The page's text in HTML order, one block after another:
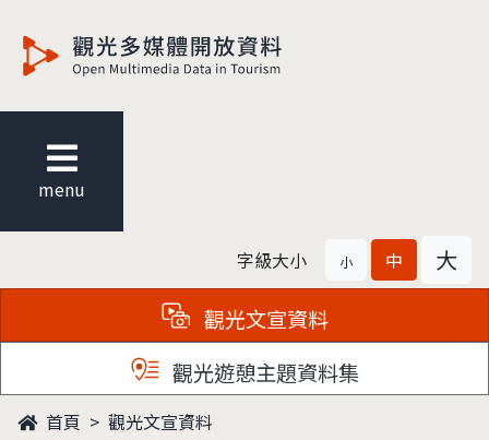
menu
字級大小 小 中 大
觀光文宣資料
觀光遊憩主題資料集
首頁 觀光文宣資料